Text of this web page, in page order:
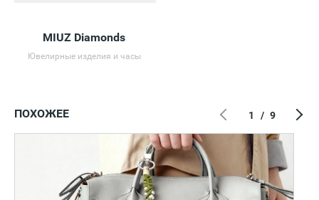
MIUZ Diamonds
Ювелирные изделия и часы
ПОХОЖЕЕ 1 / 9